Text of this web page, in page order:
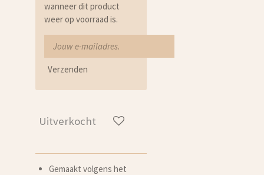
wanneer dit product
weer op voorraad is.
Verzenden
Uitverkocht
Gemaakt volgens het